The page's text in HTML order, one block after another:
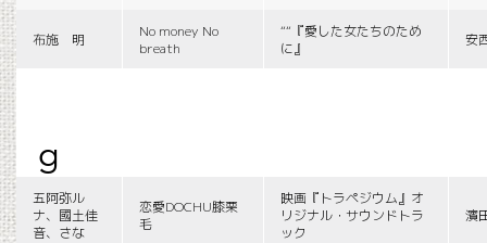
布施 明
No money No
breath
““『愛した女たちのため
に』
安
g
五阿弥ル
ナ、國土佳
音、さな
恋愛DOCHU膝栗
毛
映画『トラペジウム』オ
リジナル・サウンドトラ
ック
濱